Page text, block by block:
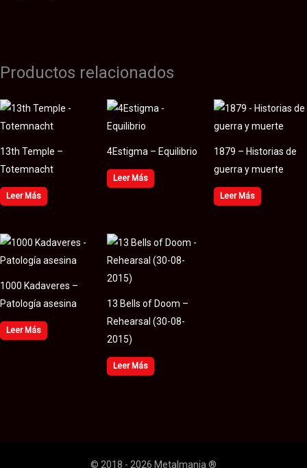
Productos relacionados
13th Temple –
Totemnacht
Leer Más
4Estigma – Equilibrio
Leer Más
1879 – Historias de
guerra y muerte
Leer Más
1000 Kadaveres –
Patología asesina
Leer Más
13 Bells of Doom –
Rehearsal (30​-​08​-​
2015)
Leer Más
© 2018 - 2026 Metalmania ®